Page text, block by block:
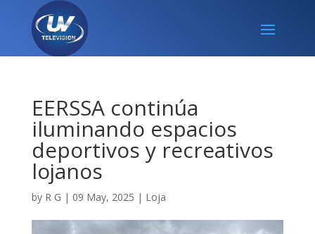
EERSSA continúa
iluminando espacios
deportivos y recreativos
lojanos
by R G | 09 May, 2025 | Loja